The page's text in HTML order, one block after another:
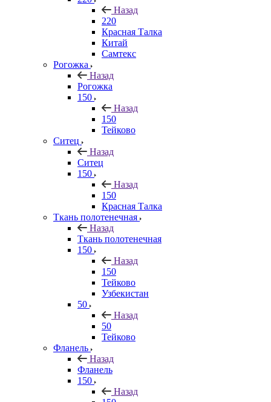
Назад
220
Красная Талка
Китай
Самтекс
Рогожка
Назад
Рогожка
150
Назад
150
Тейково
Ситец
Назад
Ситец
150
Назад
150
Красная Талка
Ткань полотенечная
Назад
Ткань полотенечная
150
Назад
150
Тейково
Узбекистан
50
Назад
50
Тейково
Фланель
Назад
Фланель
150
Назад